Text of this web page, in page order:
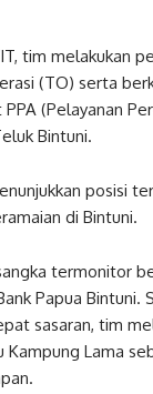
tim melakukan
(TO) serta
(Pelayanan
Bintuni.
posisi
di Bintuni.
termonitor
Papua Bintuni.
sasaran, tim
Kampung Lama